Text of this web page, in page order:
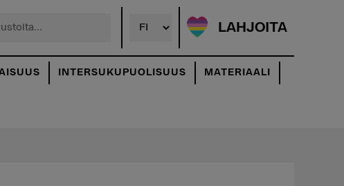
LAHJOITA
INTERSUKUPUOLISUUS MATERIAALI